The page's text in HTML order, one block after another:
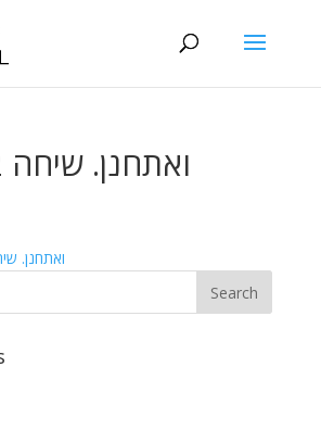
ואתחנן. שיחה 2.